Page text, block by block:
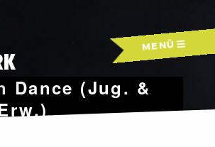
MENÜ
Dance (Jug. &